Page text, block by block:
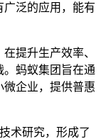
泛的应用，能有
提升生产效率、
。蚂蚁集团旨在通
企业，提供普惠
术研究，形成了